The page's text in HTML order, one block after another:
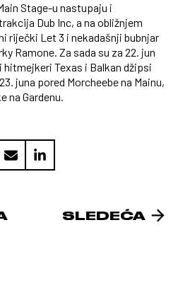
Stage-u nastupaju i
Dub Inc, a na obližnjem
riječki Let 3 i nekadašnji bubnjar
Ramone. Za sada su za 22. jun
Texas i Balkan džipsi
juna pored Morcheebe na Mainu,
na Gardenu.
SLEDEĆA